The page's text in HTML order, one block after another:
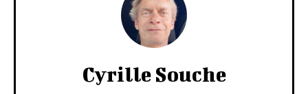
Cyrille Souche